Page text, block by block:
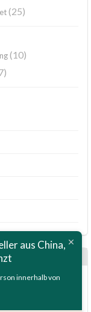
(25)
(10)
aus China,
innerhalb von